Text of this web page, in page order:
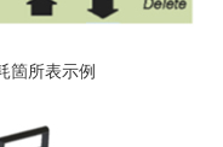
箇所表示例